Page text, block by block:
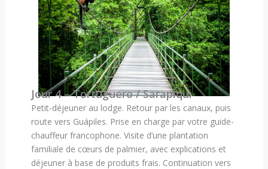
Jour 4 – Tortuguero / Sarapiqui
Petit-déjeuner au lodge. Retour par les canaux, puis
route vers Guápiles. Prise en charge par votre guide-
chauffeur francophone. Visite d’une plantation
familiale de cœurs de palmier, avec explications et
déjeuner à base de produits frais. Continuation vers